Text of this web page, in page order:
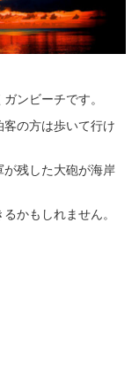
ンビーチです。
の方は歩いて行け
残した大砲が海岸
かもしれません。